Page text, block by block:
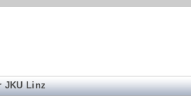
JKU Linz